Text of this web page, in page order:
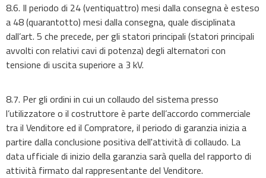
8.6. Il periodo di 24 (ventiquattro) mesi dalla consegna è esteso
a 48 (quarantotto) mesi dalla consegna, quale disciplinata
dall’art. 5 che precede, per gli statori principali (statori principali
avvolti con relativi cavi di potenza) degli alternatori con
tensione di uscita superiore a 3 kV.
8.7. Per gli ordini in cui un collaudo del sistema presso
l’utilizzatore o il costruttore è parte dell’accordo commerciale
tra il Venditore ed il Compratore, il periodo di garanzia inizia a
partire dalla conclusione positiva dell'attività di collaudo. La
data ufficiale di inizio della garanzia sarà quella del rapporto di
attività firmato dal rappresentante del Venditore.